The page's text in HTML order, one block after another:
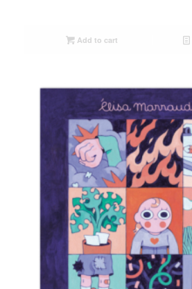
Add to cart